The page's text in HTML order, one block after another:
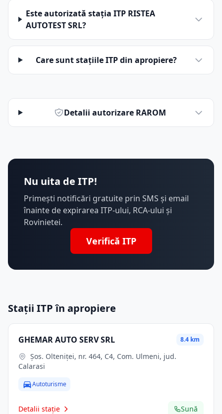
Este autorizată stația ITP RISTEA
AUTOTEST SRL?
Care sunt stațiile ITP din apropiere?
Detalii autorizare RAROM
Nu uita de ITP!
Primești notificări gratuite prin SMS și email
înainte de expirarea ITP-ului, RCA-ului și
Rovinietei.
Verifică ITP
Stații ITP în apropiere
GHEMAR AUTO SERV SRL 8.4 km
Calarasi
Autoturisme
Detalii stație Sună